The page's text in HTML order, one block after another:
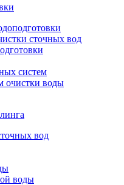
сточных вод
систем
очистки воды
вод
воды